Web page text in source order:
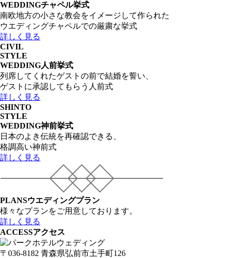
WEDDINGチャペル挙式
南欧地方の小さな教会をイメージして作られた
ウエディングチャペルでの厳粛な挙式
詳しく見る
CIVIL
STYLE
WEDDING人前挙式
列席してくれたゲストの前で結婚を誓い、
ゲストに承認してもらう人前式
詳しく見る
SHINTO
STYLE
WEDDING神前挙式
日本のよき伝統を再確認できる、
格調高い神前式
詳しく見る
PLANSウエディングプラン
様々なプランをご用意しております。
詳しく見る
ACCESSアクセス
〒036-8182 青森県弘前市土手町126